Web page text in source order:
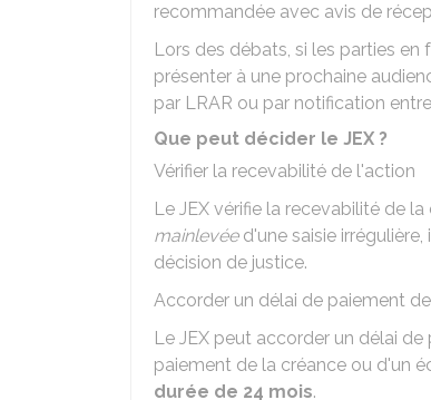
recommandée avec avis de
Lors des débats, si les parties
présenter à une prochaine
par LRAR ou par notification
Que peut décider le JEX ?
Vérifier la recevabilité de l'action
Le JEX vérifie la recevabilité de
mainlevéed'une saisie irrégulière,
décision de justice.
Accorder un délai de paiement
Le JEX peut accorder un délai
paiement de la créance ou d'un
durée de 24 mois.